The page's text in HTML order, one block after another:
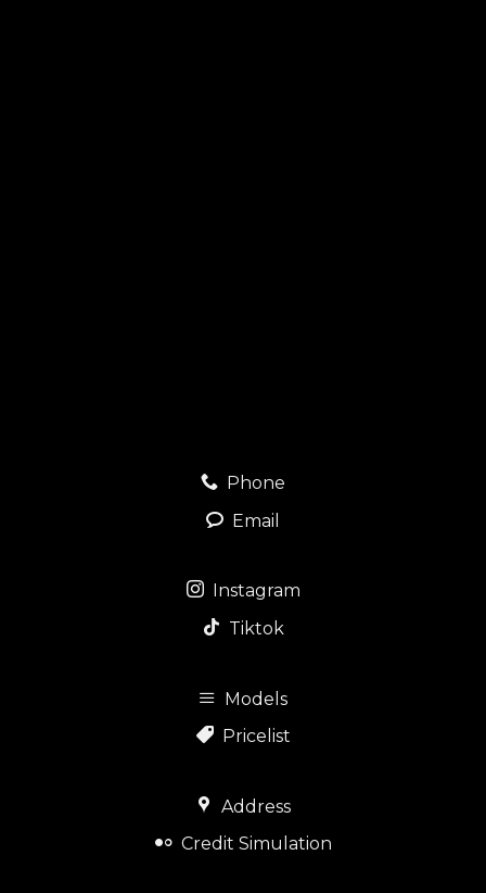
Phone
Email
Instagram
Tiktok
Models
Pricelist
Address
Credit Simulation